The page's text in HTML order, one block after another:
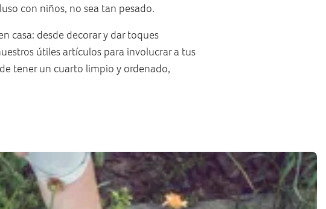
con niños, no sea tan pesado.
casa: desde decorar y dar toques
útiles artículos para involucrar a tus
tener un cuarto limpio y ordenado,